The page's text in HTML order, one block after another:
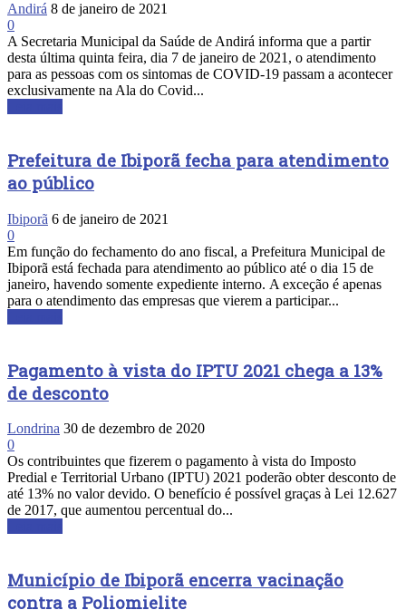
Andirá 8 de janeiro de 2021
0
A Secretaria Municipal da Saúde de Andirá informa que a partir
desta última quinta feira, dia 7 de janeiro de 2021, o atendimento
para as pessoas com os sintomas de COVID-19 passam a acontecer
exclusivamente na Ala do Covid...
Prefeitura de Ibiporã fecha para atendimento
ao público
Ibiporã 6 de janeiro de 2021
0
Em função do fechamento do ano fiscal, a Prefeitura Municipal de
Ibiporã está fechada para atendimento ao público até o dia 15 de
janeiro, havendo somente expediente interno. A exceção é apenas
para o atendimento das empresas que vierem a participar...
Pagamento à vista do IPTU 2021 chega a 13%
de desconto
Londrina 30 de dezembro de 2020
0
Os contribuintes que fizerem o pagamento à vista do Imposto
Predial e Territorial Urbano (IPTU) 2021 poderão obter desconto de
até 13% no valor devido. O benefício é possível graças à Lei 12.627
de 2017, que aumentou percentual do...
Município de Ibiporã encerra vacinação
contra a Poliomielite